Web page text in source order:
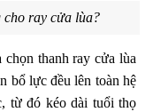
cho ray cửa lùa?
chọn thanh ray cửa lùa
bổ lực đều lên toàn hệ
từ đó kéo dài tuổi thọ